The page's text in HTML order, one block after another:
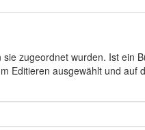
zugeordnet wurden. Ist ein
Editieren ausgewählt und auf